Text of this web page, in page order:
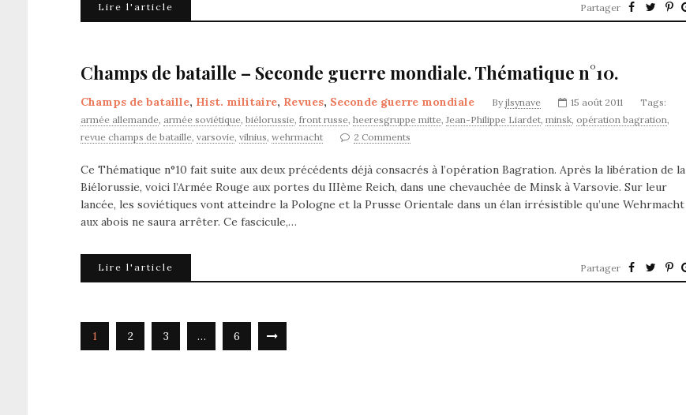
Lire l'article Partager
Champs de bataille – Seconde guerre mondiale. Thématique n°10.
Champs de bataille, Hist. militaire, Revues, Seconde guerre mondiale By jlsynave 15 août 2011
Tags:
armée allemande, armée soviétique, biélorussie, front russe, heeresgruppe mitte,Jean-Philippe Liardet, minsk, opération bagration,
revue champs de bataille, varsovie, vilnius, wehrmacht 2 Comments
Ce Thématique n°10 fait suite aux deux précédents déjà consacrés à l’opération Bagration. Après la libération de la
Biélorussie, voici l’Armée Rouge aux portes du IIIème Reich, dans une chevauchée de Minsk à Varsovie. Sur leur
lancée, les soviétiques vont atteindre la Pologne et la Prusse Orientale dans un élan irrésistible qu’une Wehrmacht
aux abois ne saura arrêter. Ce fascicule,…
Lire l'article Partager
1 2 3 … 6